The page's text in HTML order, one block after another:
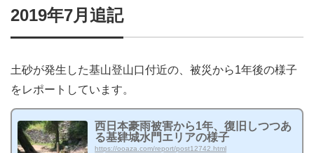
2019年7月追記
土砂が発生した基山登山口付近の、被災から1年後の様子
をレポートしています。
西日本豪雨被害から1年、復旧しつつあ
る基肄城水門エリアの様子
https://ooaza.com/report/post12742.html